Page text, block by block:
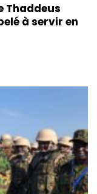
Thaddeus
à servir en